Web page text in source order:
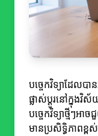
បច្ចេកវិទ្យាដែលប
ផ្លាស់ប្តូរនៅក្នុង
បច្ចេកវិទ្យាថ្មីៗ
មានប្រសិទ្ធិភាពខ្ព